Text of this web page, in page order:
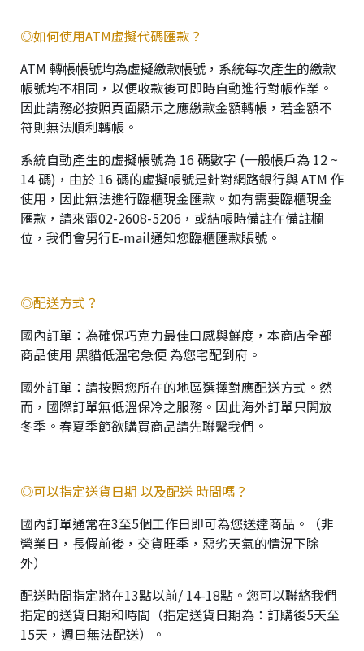
◎如何使用ATM虛擬代碼匯款？
ATM 轉帳帳號均為虛擬繳款帳號，系統每次產生的繳款
帳號均不相同，以便收款後可即時自動進行對帳作業。
因此請務必按照頁面顯示之應繳款金額轉帳，若金額不
符則無法順利轉帳。
系統自動產生的虛擬帳號為 16 碼數字 (一般帳戶為 12 ~
14 碼)，由於 16 碼的虛擬帳號是針對網路銀行與 ATM 作
使用，因此無法進行臨櫃現金匯款。如有需要臨櫃現金
匯款，請來電02-2608-5206，或結帳時備註在備註欄
位，我們會另行E-mail通知您臨櫃匯款賬號。
◎配送方式？
國內訂單：為確保巧克力最佳口感與鮮度，本商店全部
商品使用 黑貓低溫宅急便 為您宅配到府。
國外訂單：請按照您所在的地區選擇對應配送方式。然
而，國際訂單無低溫保冷之服務。因此海外訂單只開放
冬季。春夏季節欲購買商品請先聯繫我們。
◎可以指定送貨日期 以及配送 時間嗎？
國內訂單通常在3至5個工作日即可為您送達商品。（非
營業日，長假前後，交貨旺季，惡劣天氣的情況下除
外）
配送時間指定將在13點以前/ 14-18點。您可以聯絡我們
指定的送貨日期和時間（指定送貨日期為：訂購後5天至
15天，週日無法配送）。